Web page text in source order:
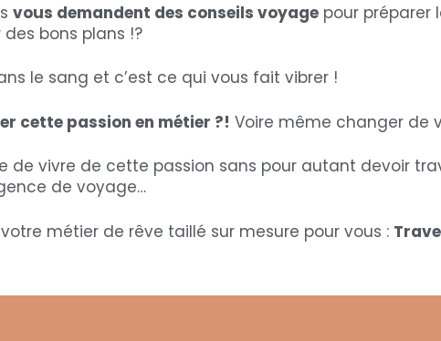
vous demandent des conseils voyage pour préparer
bons plans !?
le sang et c’est ce qui vous fait vibrer !
cette passion en métier ?! Voire même changer de
de vivre de cette passion sans pour autant devoir
de voyage…
métier de rêve taillé sur mesure pour vous :